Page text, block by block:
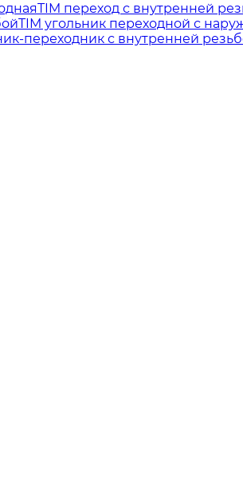
TIM переход с внутренней
TIM угольник переходной с
переходник с внутренней